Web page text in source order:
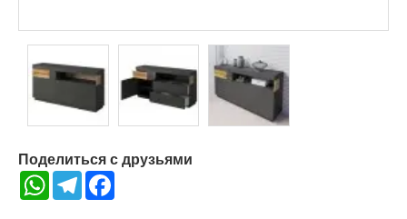
Поделиться с друзьями
WhatsAppTelegram